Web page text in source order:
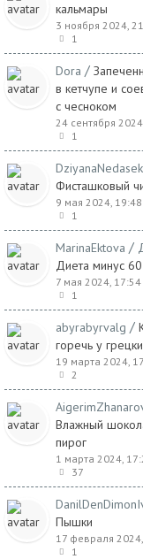
кальмары
3 ноября 2024,
1
Dora /
в кетчупе и
с чесноком
24 сентября
1
Фисташковый
9 мая 2024, 19:48
1
MarinaEktova /
Диета минус 60
7 мая 2024, 17:54
1
abyrabyrvalg /
горечь у
19 марта 2024,
2
Влажный
пирог
1 марта 2024,
37
Пышки
17 февраля
1